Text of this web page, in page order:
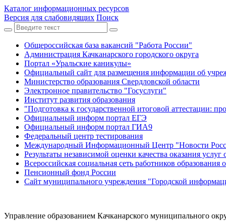
Каталог информационных ресурсов
Версия для слабовидящих Поиск
Общероссийская база вакансий "Работа России"
Администрация Качканарского городского округа
Портал «Уральские каникулы»
Официальный сайт для размещения информации об
Министерство образования Свердловской области
Электронное правительство "Госуслуги"
Институт развития образования
"Подготовка к государственной итоговой аттестации:
Официальный информ портал ЕГЭ
Официальный информ портал ГИА9
Федеральный центр тестирования
Международный Информационный Центр "Новости
Результаты независимой оценки качества оказания услуг
Всероссийская социальная сеть работников образования
Пенсионный фонд России
Сайт муниципального учреждения "Городской
Управление образованием Качканарского муниципального